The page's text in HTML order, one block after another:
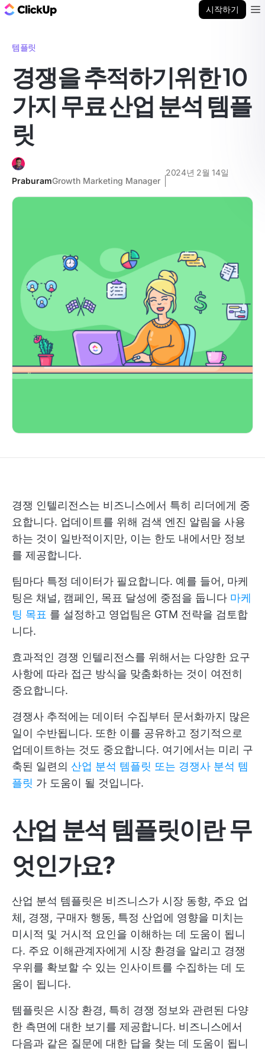
시작하기
템플릿
경쟁을 추적하기위한 10
가지 무료 산업 분석 템플
릿
PraburamGrowth Marketing Manager
2024년 2월 14일
경쟁 인텔리전스는 비즈니스에서 특히 리더에게 중
요합니다. 업데이트를 위해 검색 엔진 알림을 사용
하는 것이 일반적이지만, 이는 한도 내에서만 정보
를 제공합니다.
팀마다 특정 데이터가 필요합니다. 예를 들어, 마케
팅은 채널, 캠페인, 목표 달성에 중점을 둡니다 마케
팅 목표 를 설정하고 영업팀은 GTM 전략을 검토합
니다.
효과적인 경쟁 인텔리전스를 위해서는 다양한 요구
사항에 따라 접근 방식을 맞춤화하는 것이 여전히
중요합니다.
경쟁사 추적에는 데이터 수집부터 문서화까지 많은
일이 수반됩니다. 또한 이를 공유하고 정기적으로
업데이트하는 것도 중요합니다. 여기에서는 미리 구
축된 일련의 산업 분석 템플릿 또는 경쟁사 분석 템
플릿 가 도움이 될 것입니다.
산업 분석 템플릿이란 무
엇인가요?
산업 분석 템플릿은 비즈니스가 시장 동향, 주요 업
체, 경쟁, 구매자 행동, 특정 산업에 영향을 미치는
미시적 및 거시적 요인을 이해하는 데 도움이 됩니
다. 주요 이해관계자에게 시장 환경을 알리고 경쟁
우위를 확보할 수 있는 인사이트를 수집하는 데 도
움이 됩니다.
템플릿은 시장 환경, 특히 경쟁 정보와 관련된 다양
한 측면에 대한 보기를 제공합니다. 비즈니스에서
다음과 같은 질문에 대한 답을 찾는 데 도움이 됩니